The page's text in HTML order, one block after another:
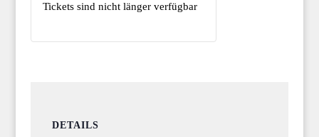
DETAILS
Tickets sind nicht länger verfügbar